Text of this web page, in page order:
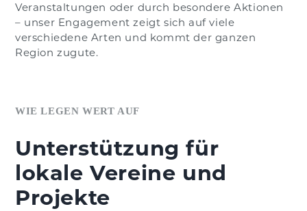
Veranstaltungen oder durch besondere Aktionen
– unser Engagement zeigt sich auf viele
verschiedene Arten und kommt der ganzen
Region zugute.
WIE LEGEN WERT AUF
Unterstützung für
lokale Vereine und
Projekte